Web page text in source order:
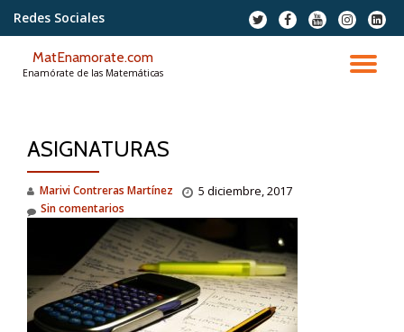
contenido
Redes Sociales
fa-
twitter
fa-
facebook
fa-
youtube
fa-
instagram
fa-
MatEnamorate.com
Enamórate de las Matemáticas
ASIGNATURAS
Marivi Contreras Martínez 5 diciembre, 2017
Sin comentarios